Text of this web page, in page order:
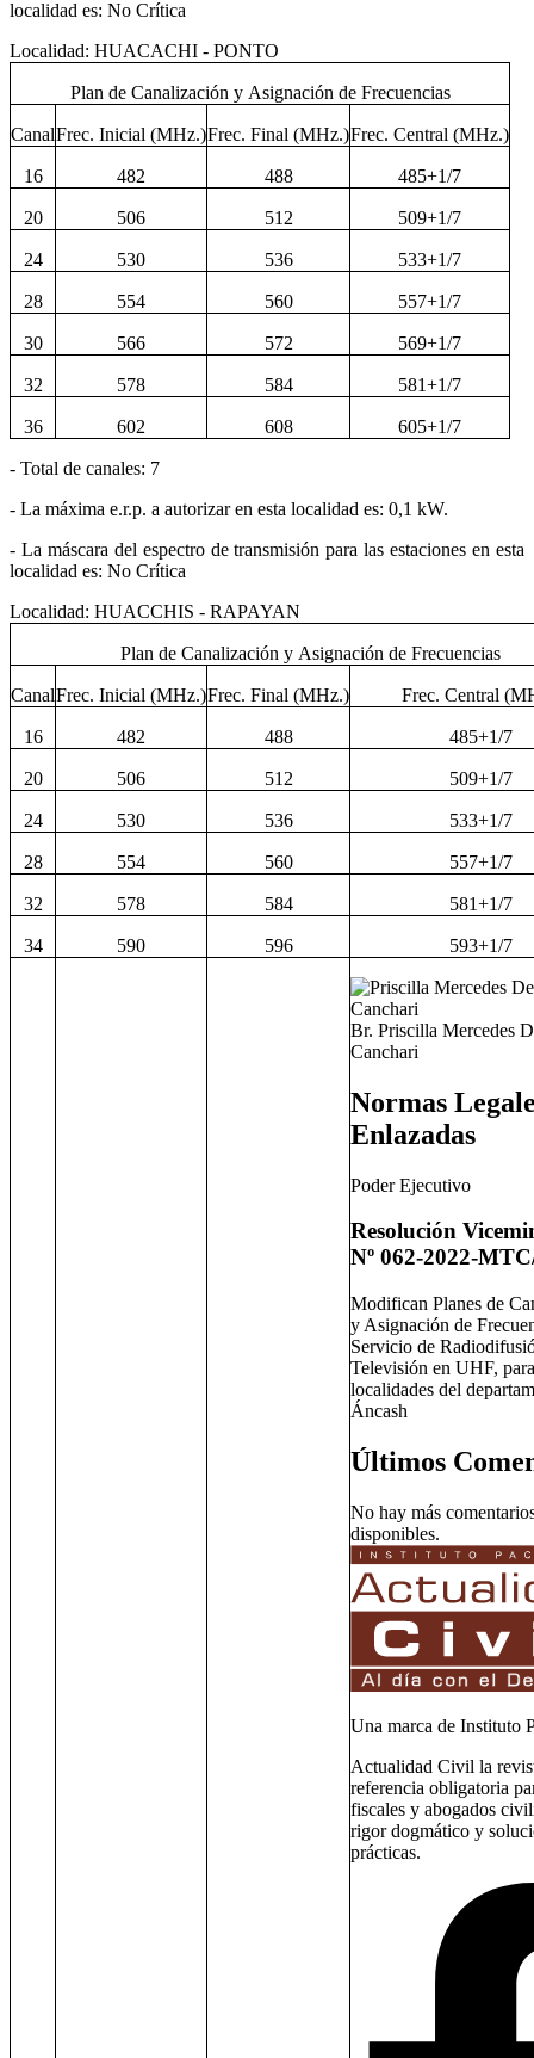
localidad es: No Crítica
Localidad: HUACACHI - PONTO
Plan de Canalización y Asignación de Frecuencias
CanalFrec. Inicial (MHz.)Frec. Final (MHz.)Frec. Central (MHz.)
16 482 488 485+1/7
20 506 512 509+1/7
24 530 536 533+1/7
28 554 560 557+1/7
30 566 572 569+1/7
32 578 584 581+1/7
36 602 608 605+1/7
- Total de canales: 7
- La máxima e.r.p. a autorizar en esta localidad es: 0,1 kW.
- La máscara del espectro de transmisión para las estaciones en esta
localidad es: No Crítica
Localidad: HUACCHIS - RAPAYAN
Plan de Canalización y Asignación de Frecuencias
CanalFrec. Inicial (MHz.)Frec. Final (MHz.) Frec. Central
16 482 488 485+1/7
20 506 512 509+1/7
24 530 536 533+1/7
28 554 560 557+1/7
32 578 584 581+1/7
34 590 596 593+1/7
Br. Priscilla Mercedes
Canchari
Normas
Enlazadas
Poder Ejecutivo
Resolución
Nº 062-2022-
Modifican Planes de
y Asignación de
Servicio de
Televisión en UHF,
localidades del
Áncash
Últimos
No hay más
disponibles.
Una marca de Instituto
Actualidad Civil la
referencia obligatoria
fiscales y abogados
rigor dogmático y
prácticas.